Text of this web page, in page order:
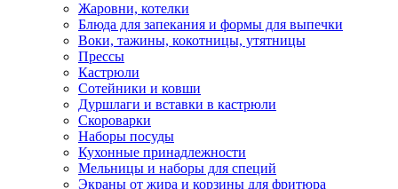
Жаровни, котелки
Блюда для запекания и формы для выпечки
Воки, тажины, кокотницы, утятницы
Прессы
Кастрюли
Сотейники и ковши
Дуршлаги и вставки в кастрюли
Скороварки
Наборы посуды
Кухонные принадлежности
Мельницы и наборы для специй
Экраны от жира и корзины для фритюра